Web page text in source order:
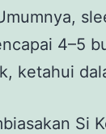
4–5
ketahui
Si